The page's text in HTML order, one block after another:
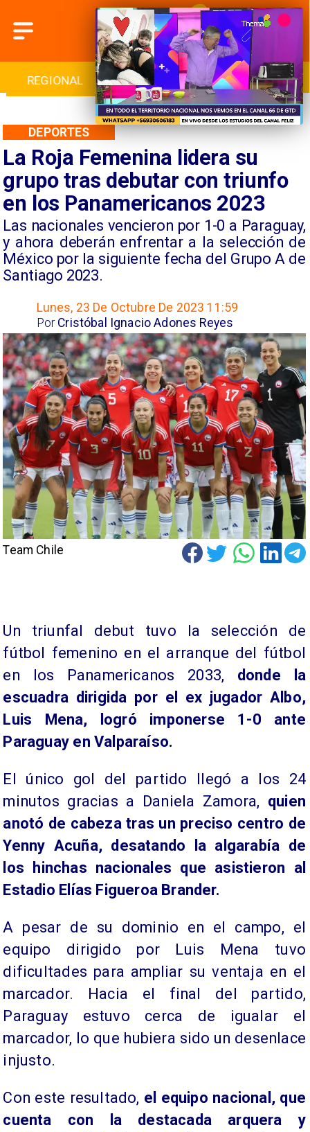
INTERNACIONAL DEPORTES CULTURA
La Roja Femenina lidera su
grupo tras debutar con triunfo
en los Panamericanos 2023
​Las nacionales vencieron por 1-0 a Paraguay,
y ahora deberán enfrentar a la selección de
México por la siguiente fecha del Grupo A de
Santiago 2023.
DEPORTES
Lunes, 23 De Octubre De 2023 11:59
Cristóbal Ignacio Adones Reyes
Por
Team Chile
​Un triunfal debut tuvo la selección de
fútbol femenino en el arranque del fútbol
en los Panamericanos 2033, donde la
escuadra dirigida por el ex jugador Albo,
Luis Mena, logró imponerse 1-0 ante
Paraguay en Valparaíso.
El único gol del partido llegó a los 24
minutos gracias a Daniela Zamora, quien
anotó de cabeza tras un preciso centro de
Yenny Acuña, desatando la algarabía de
los hinchas nacionales que asistieron al
Estadio Elías Figueroa Brander.
A pesar de su dominio en el campo, el
equipo dirigido por Luis Mena tuvo
dificultades para ampliar su ventaja en el
marcador. Hacia el final del partido,
Paraguay estuvo cerca de igualar el
marcador, lo que hubiera sido un desenlace
injusto.
Con este resultado, el equipo nacional, que
cuenta con la destacada arquera y